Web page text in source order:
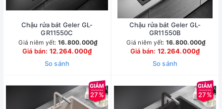
Chậu rửa bát Geler GL-
GR11550C
Giá niêm yết: 16.800.000₫
Giá bán: 12.264.000₫
So sánh
Chậu rửa bát Geler GL-
GR11550B
Giá niêm yết: 16.800.000₫
Giá bán: 12.264.000₫
So sánh
27% 27%